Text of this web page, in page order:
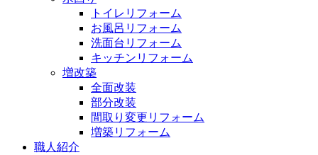
トイレリフォーム
お風呂リフォーム
洗面台リフォーム
キッチンリフォーム
増改築
全面改装
部分改装
間取り変更リフォーム
増築リフォーム
職人紹介